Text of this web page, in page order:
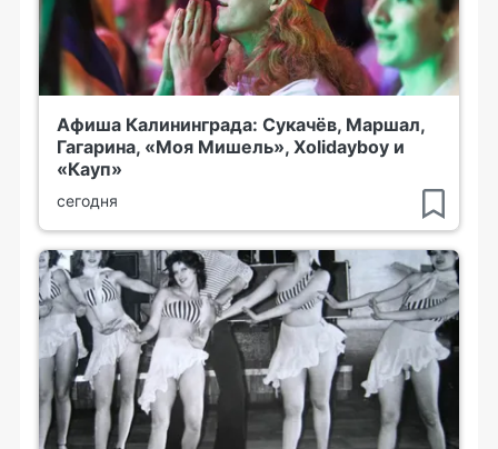
Афиша Калининграда: Сукачёв, Маршал,
Гагарина, «Моя Мишель», Xolidayboy и
«Кауп»
сегодня